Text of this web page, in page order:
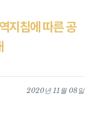
지침에 따른 공
2020년 11월 08일